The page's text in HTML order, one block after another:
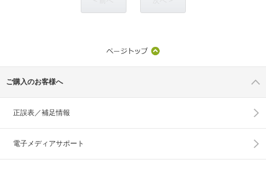
ご購入のお客様へ
正誤表／補足情報
電子メディアサポート